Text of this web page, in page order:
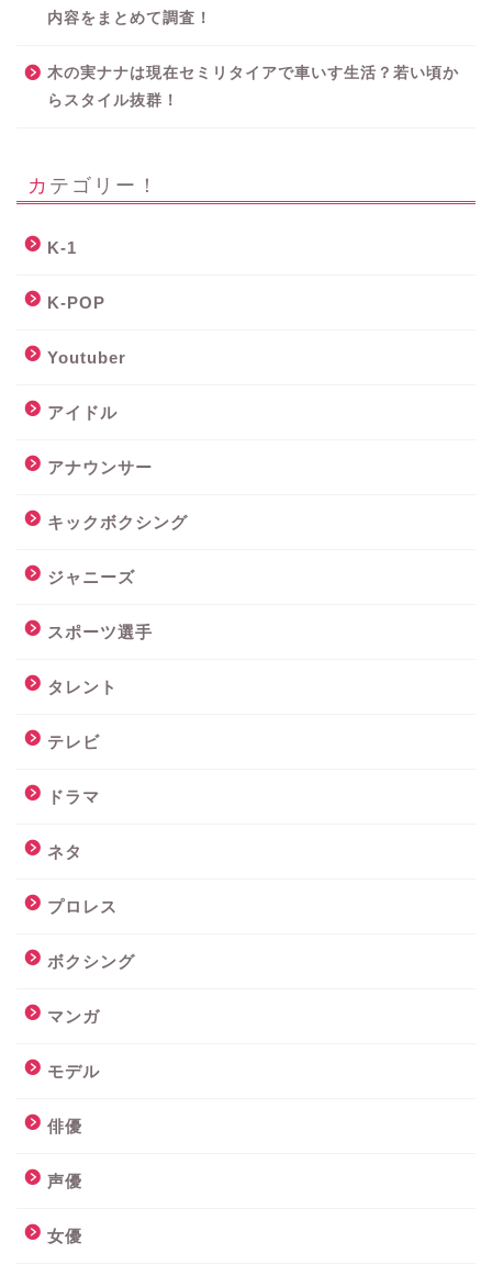
内容をまとめて調査！
木の実ナナは現在セミリタイアで車いす生活？若い頃か
らスタイル抜群！
カテゴリー！
K-1
K-POP
Youtuber
アイドル
アナウンサー
キックボクシング
ジャニーズ
スポーツ選手
タレント
テレビ
ドラマ
ネタ
プロレス
ボクシング
マンガ
モデル
俳優
声優
女優